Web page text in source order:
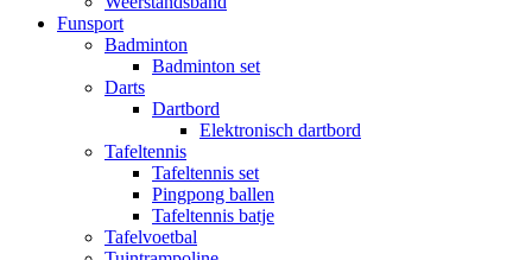
Funsport
Badminton
Badminton set
Darts
Dartbord
Elektronisch dartbord
Tafeltennis
Tafeltennis set
Pingpong ballen
Tafeltennis batje
Tafelvoetbal